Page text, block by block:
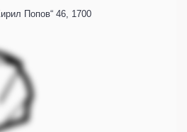
Попов“ 46, 1700